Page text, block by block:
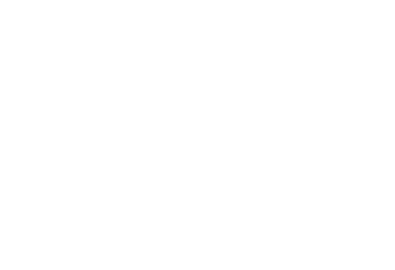
数字化系统和更优质的服务，助力企业构建全球化竞争力！
其他方式使用本网站的内容。
完成，极大地提高了工作效率。